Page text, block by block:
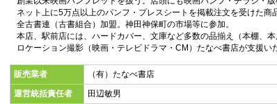
ネット上に5万点以上のパンフ・プレスシートを掲載注文を受けた商
全古書連（古書組合）加盟。神田神保町の市場等に参加。
本店、駅前店には、ハードカバー、文庫など多数の品揃え（本棚、
ロケーション撮影（映画・テレビドラマ・CM）たなべ書店が支援い
販売業者
（有）たなべ書店
運営統括責任者
田辺敏男